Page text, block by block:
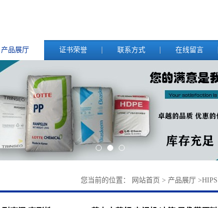
产品展厅 证书荣誉 联系方式 在线留言
您当前的位置： 网站首页 > 产品展厅 >HIPS